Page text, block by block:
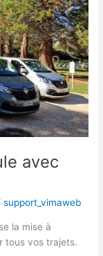
avec
support_vimaweb
la mise à
tous vos trajets.